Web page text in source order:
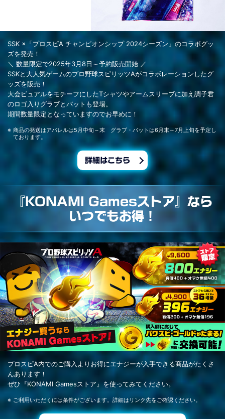
SSK ×「プロスピA チャンピオンシップ 2024シーズン」のコラボグッ
ズを発売！
＼ 数量限定で2025年3月8日～予約販売開始 ／
SSKと大人気ゲームのプロ野球スピリッツAがコラボレーションしたグ
ッズを販売！
大会ビュアルをモチーフにしたTシャツやアームスリーブに加え調子君
のロゴ入りグラブとバットも登場。
期間数量限定となっていますのでお早めに！
商品の発送はアパレルは5月中旬～末 グラブ・バットは6月末～7月上旬を予定し
ております。
詳細はこちら
『KONAMI Gamesストア』なら
いつでもお得！
プロスピA内でのご購入よりお得にエナジーが入手できる商品がたくさ
んあります！
ぜひ『KONAMI Gamesストア』を使ってみてください。
ご利用いただくには条件がございます。詳細はリンク先をご確認ください。